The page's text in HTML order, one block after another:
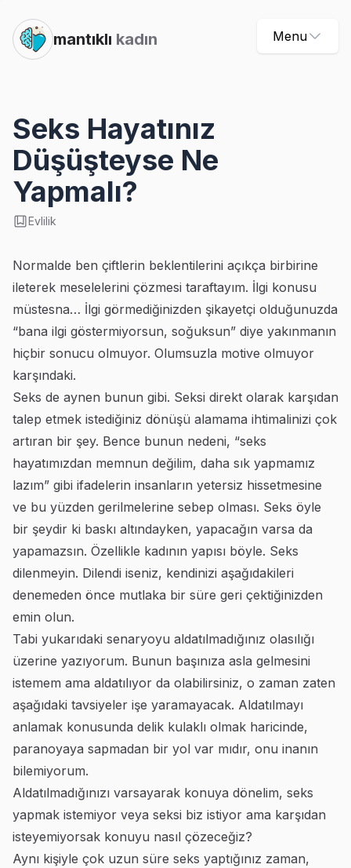
mantıklı kadın Menu
Seks Hayatınız
Düşüşteyse Ne
Yapmalı?
Evlilik
Normalde ben çiftlerin beklentilerini açıkça birbirine
ileterek meselelerini çözmesi taraftayım. İlgi konusu
müstesna… İlgi görmediğinizden şikayetçi olduğunuzda
“bana ilgi göstermiyorsun, soğuksun” diye yakınmanın
hiçbir sonucu olmuyor. Olumsuzla motive olmuyor
karşındaki.
Seks de aynen bunun gibi. Seksi direkt olarak karşıdan
talep etmek istediğiniz dönüşü alamama ihtimalinizi çok
artıran bir şey. Bence bunun nedeni, “seks
hayatımızdan memnun değilim, daha sık yapmamız
lazım” gibi ifadelerin insanların yetersiz hissetmesine
ve bu yüzden gerilmelerine sebep olması. Seks öyle
bir şeydir ki baskı altındayken, yapacağın varsa da
yapamazsın. Özellikle kadının yapısı böyle. Seks
dilenmeyin. Dilendi iseniz, kendinizi aşağıdakileri
denemeden önce mutlaka bir süre geri çektiğinizden
emin olun.
Tabi yukarıdaki senaryoyu aldatılmadığınız olasılığı
üzerine yazıyorum. Bunun başınıza asla gelmesini
istemem ama aldatılıyor da olabilirsiniz, o zaman zaten
aşağıdaki tavsiyeler işe yaramayacak. Aldatılmayı
anlamak konusunda delik kulaklı olmak haricinde,
paranoyaya sapmadan bir yol var mıdır, onu inanın
bilemiyorum.
Aldatılmadığınızı varsayarak konuya dönelim, seks
yapmak istemiyor veya seksi biz istiyor ama karşıdan
isteyemiyorsak konuyu nasıl çözeceğiz?
Aynı kişiyle çok uzun süre seks yaptığınız zaman,